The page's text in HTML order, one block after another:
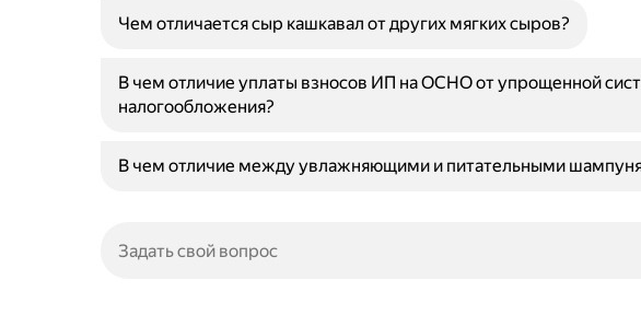
Чем отличается сыр кашкавал от других мягких сыров?
В чем отличие уплаты взносов ИП на ОСНО от упрощенной
налогообложения?
В чем отличие между увлажняющими и питательными